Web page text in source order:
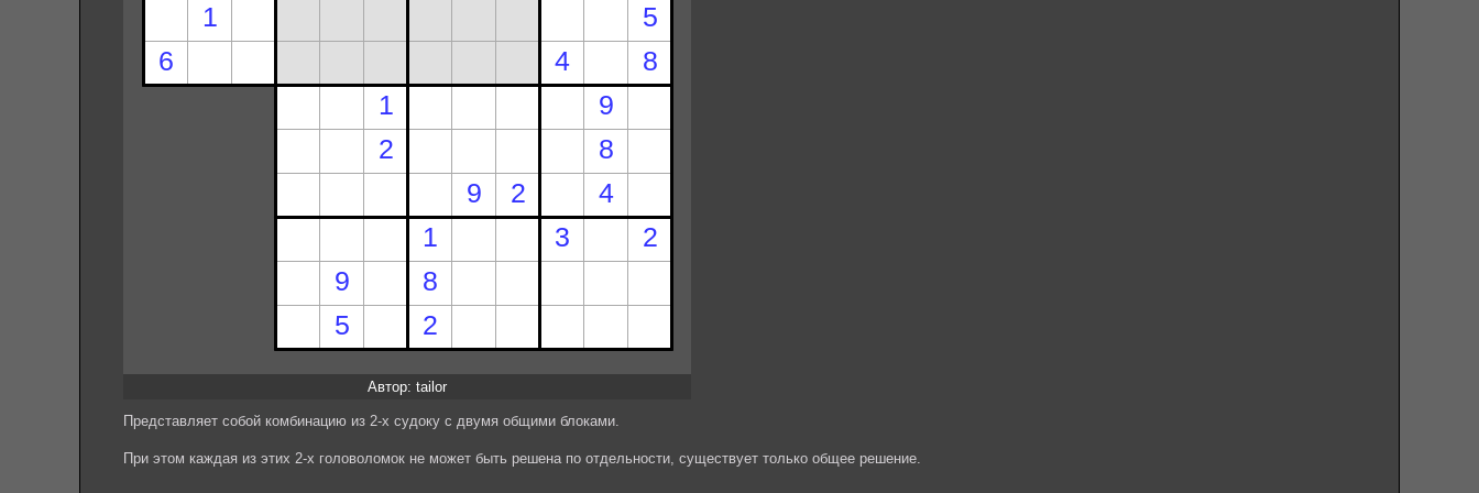
Автор: tailor
Представляет собой комбинацию из 2-х судоку с двумя общими блоками.
При этом каждая из этих 2-х головоломок не может быть решена по отдельности, существует только общее решение.